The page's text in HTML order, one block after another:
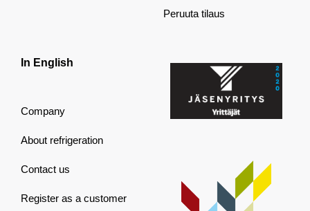
Peruuta tilaus
In English
Company
About refrigeration
Contact us
Register as a customer